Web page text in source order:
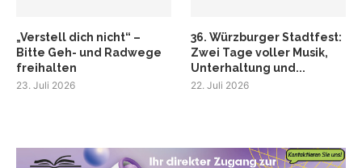
„Verstell dich nicht“ –
Bitte Geh- und Radwege
freihalten
23. Juli 2026
36. Würzburger Stadtfest:
Zwei Tage voller Musik,
Unterhaltung und...
22. Juli 2026